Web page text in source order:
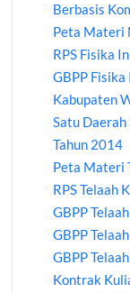
Berbasis
Peta Materi
RPS Fisika
GBPP
Kabupaten
Satu
Tahun 2014
Peta Materi
RPS Telaah
GBPP
GBPP
GBPP
Kontrak